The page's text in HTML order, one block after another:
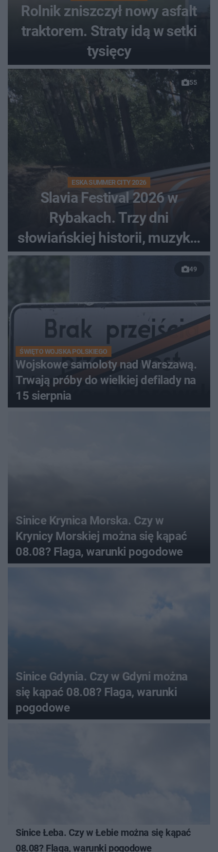
Rolnik zniszczył nowy asfalt
traktorem. Straty idą w setki
tysięcy
55
ESKA SUMMER CITY 2026
Slavia Festival 2026 w
Rybakach. Trzy dni
słowiańskiej historii, muzyki i
relaksu nad Jeziorem
49
ŚWIĘTO WOJSKA POLSKIEGO
Wojskowe samoloty nad Warszawą.
Trwają próby do wielkiej defilady na
15 sierpnia
Sinice Krynica Morska. Czy w
Krynicy Morskiej można się kąpać
08.08? Flaga, warunki pogodowe
Sinice Gdynia. Czy w Gdyni można
się kąpać 08.08? Flaga, warunki
pogodowe
Sinice Łeba. Czy w Łebie można się kąpać
08.08? Flaga, warunki pogodowe